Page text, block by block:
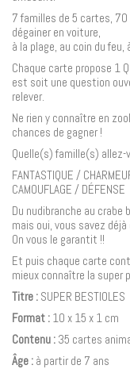
7 familles de 5 cartes,
dégainer en voiture,
à la plage, au coin du feu, à
Chaque carte propose 1
est soit une question
relever.
Ne rien y connaître en
chances de gagner !
Quelle(s) famille(s) allez-
FANTASTIQUE /
CAMOUFLAGE / DÉFENSE
Du nudibranche au crabe
mais oui, vous savez
On vous le garantit !!
Et puis chaque carte
mieux connaître la super
Titre : SUPER BESTIOLES
Format : 10 x 15 x 1 cm
Contenu : 35 cartes
Âge : à partir de 7 ans